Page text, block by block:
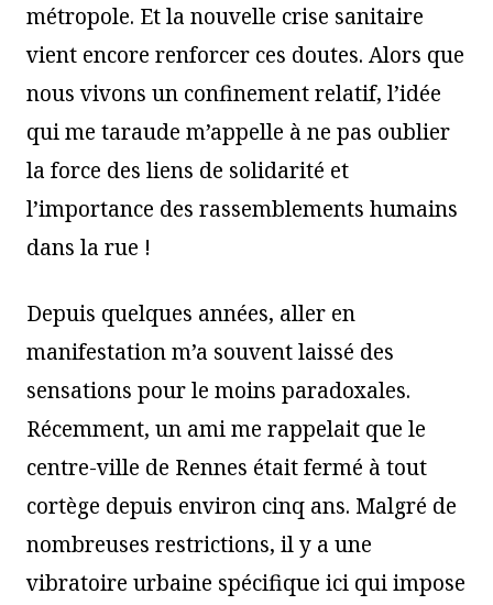
métropole. Et la nouvelle crise sanitaire
vient encore renforcer ces doutes. Alors que
nous vivons un confinement relatif, l’idée
qui me taraude m’appelle à ne pas oublier
la force des liens de solidarité et
l’importance des rassemblements humains
dans la rue !
Depuis quelques années, aller en
manifestation m’a souvent laissé des
sensations pour le moins paradoxales.
Récemment, un ami me rappelait que le
centre-ville de Rennes était fermé à tout
cortège depuis environ cinq ans. Malgré de
nombreuses restrictions, il y a une
vibratoire urbaine spécifique ici qui impose